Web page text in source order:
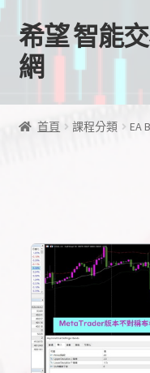
跳
至
導
跳
至
主
容
希望 智能
網
首頁
EA授權檔案
線上課程
學習歷程
首頁 課程分類 EA